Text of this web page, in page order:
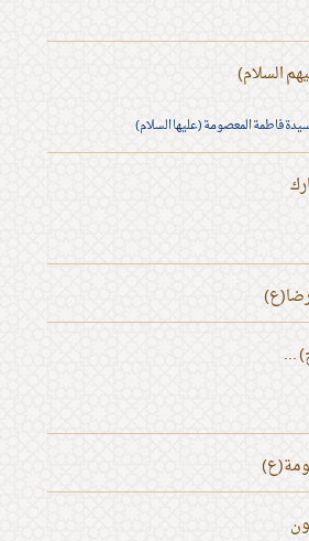
السلام)
فاطمة المعصومة (عليها السلام)
...